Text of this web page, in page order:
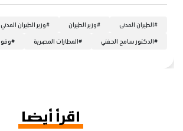
#الطيران المدنى #وزير الطيران #وزير الطيران المدني
#الدكتور سامح الحفني #المطارات المصرية #
اقرأ أيضا